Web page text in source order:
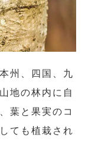
州、四国、九
地の林内に自
葉と果実のコ
ても植栽され